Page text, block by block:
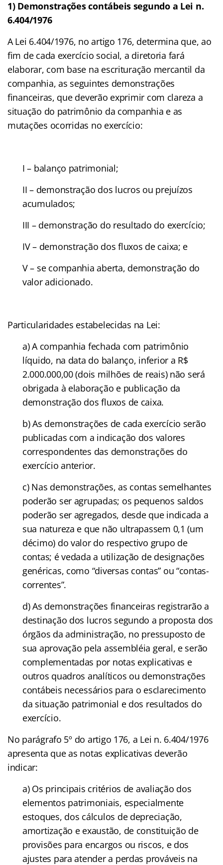
1) Demonstrações contábeis segundo a Lei n.
6.404/1976
A Lei 6.404/1976, no artigo 176, determina que, ao
fim de cada exercício social, a diretoria fará
elaborar, com base na escrituração mercantil da
companhia, as seguintes demonstrações
financeiras, que deverão exprimir com clareza a
situação do patrimônio da companhia e as
mutações ocorridas no exercício:
I – balanço patrimonial;
II – demonstração dos lucros ou prejuízos
acumulados;
III – demonstração do resultado do exercício;
IV – demonstração dos fluxos de caixa; e
V – se companhia aberta, demonstração do
valor adicionado.
Particularidades estabelecidas na Lei:
a) A companhia fechada com patrimônio
líquido, na data do balanço, inferior a R$
2.000.000,00 (dois milhões de reais) não será
obrigada à elaboração e publicação da
demonstração dos fluxos de caixa.
b) As demonstrações de cada exercício serão
publicadas com a indicação dos valores
correspondentes das demonstrações do
exercício anterior.
c) Nas demonstrações, as contas semelhantes
poderão ser agrupadas; os pequenos saldos
poderão ser agregados, desde que indicada a
sua natureza e que não ultrapassem 0,1 (um
décimo) do valor do respectivo grupo de
contas; é vedada a utilização de designações
genéricas, como “diversas contas” ou “contas-
correntes”.
d) As demonstrações financeiras registrarão a
destinação dos lucros segundo a proposta dos
órgãos da administração, no pressuposto de
sua aprovação pela assembléia geral, e serão
complementadas por notas explicativas e
outros quadros analíticos ou demonstrações
contábeis necessários para o esclarecimento
da situação patrimonial e dos resultados do
exercício.
No parágrafo 5º do artigo 176, a Lei n. 6.404/1976
apresenta que as notas explicativas deverão
indicar:
a) Os principais critérios de avaliação dos
elementos patrimoniais, especialmente
estoques, dos cálculos de depreciação,
amortização e exaustão, de constituição de
provisões para encargos ou riscos, e dos
ajustes para atender a perdas prováveis na